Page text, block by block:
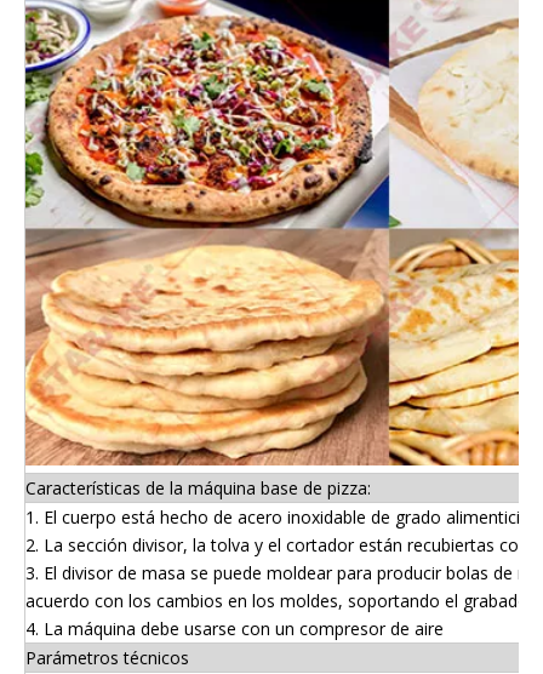
Características de la máquina base de pizza:
1. El cuerpo está hecho de acero inoxidable de grado
2. La sección divisor, la tolva y el cortador están recubiertas
3. El divisor de masa se puede moldear para producir bolas de
acuerdo con los cambios en los moldes, soportando el grabado
4. La máquina debe usarse con un compresor de aire
Parámetros técnicos